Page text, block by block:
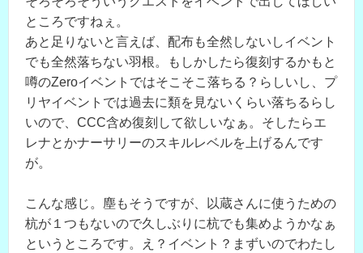
ところですねぇ。
あと足りないと言えば、配布も全然しないしイベント
でも全然落ちない羽根。もしかしたら復刻するかもと
噂のZeroイベントではそこそこ落ちる？らしいし、プ
リヤイベントでは過去に類を見ないくらい落ちるらし
いので、CCC含め復刻して欲しいなぁ。そしたらエ
レナとかナーサリーのスキルレベルを上げるんです
が。
こんな感じ。塵もそうですが、以蔵さんに使うための
杭が１つもないので久しぶりに杭でも集めようかなぁ
というところです。え？イベント？まずいのでわたし